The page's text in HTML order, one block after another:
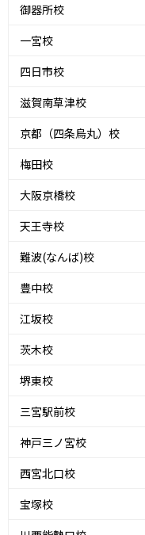
御器所校
一宮校
四日市校
滋賀南草津校
京都（四条烏丸）校
梅田校
大阪京橋校
天王寺校
難波(なんば)校
豊中校
江坂校
茨木校
堺東校
三宮駅前校
神戸三ノ宮校
西宮北口校
宝塚校